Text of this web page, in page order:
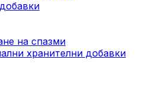
на спазми
хранителни добавки